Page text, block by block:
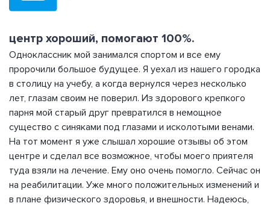
центр хороший, помогают 100%.
Одноклассник мой занимался спортом и все ему
пророчили большое будущее. Я уехал из нашего городка
в столицу на учебу, а когда вернулся через несколько
лет, глазам своим не поверил. Из здорового крепкого
парня мой старый друг превратился в немощное
существо с синяками под глазами и исколотыми венами.
На тот момент я уже слышал хорошие отзывы об этом
центре и сделал все возможное, чтобы моего приятеля
туда взяли на лечение. Ему оно очень помогло. Сейчас он
на реабилитации. Уже много положительных изменений и
в плане физического здоровья, и внешности. Надеюсь,